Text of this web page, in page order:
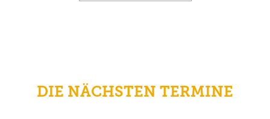
DIE NÄCHSTEN TERMINE